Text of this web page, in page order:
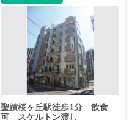
聖蹟桜ヶ丘駅徒歩1分 飲食
可 スケルトン渡し